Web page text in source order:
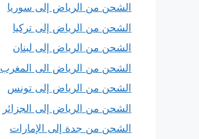
الشحن من الرياض إلى سوريا
الشحن من الرياض إلى تركيا
الشحن من الرياض إلى لبنان
الشحن من الرياض الى المغرب
الشحن من الرياض إلى تونس
الشحن من الرياض إلى الجزائر
الشحن من جدة إلى الإمارات